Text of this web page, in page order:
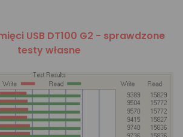
USB DT100 G2 - sprawdzone
testy własne